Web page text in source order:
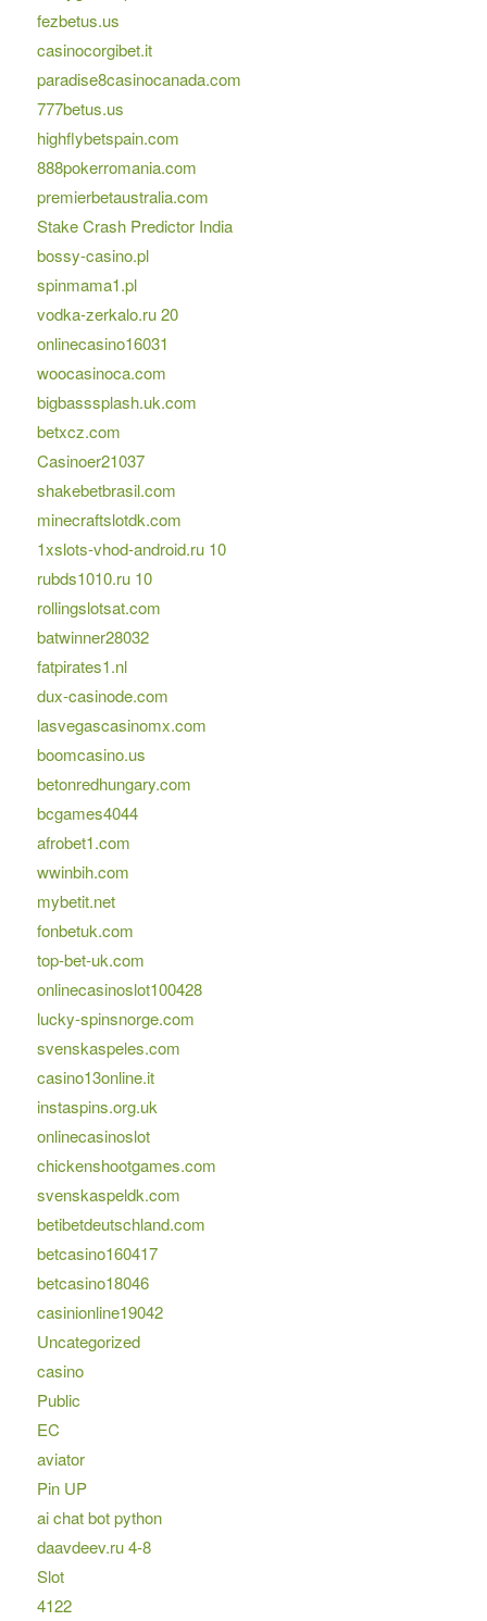
fezbetus.us
casinocorgibet.it
paradise8casinocanada.com
777betus.us
highflybetspain.com
888pokerromania.com
premierbetaustralia.com
Stake Crash Predictor India
bossy-casino.pl
spinmama1.pl
vodka-zerkalo.ru 20
onlinecasino16031
woocasinoca.com
bigbasssplash.uk.com
betxcz.com
Casinoer21037
shakebetbrasil.com
minecraftslotdk.com
1xslots-vhod-android.ru 10
rubds1010.ru 10
rollingslotsat.com
batwinner28032
fatpirates1.nl
dux-casinode.com
lasvegascasinomx.com
boomcasino.us
betonredhungary.com
bcgames4044
afrobet1.com
wwinbih.com
mybetit.net
fonbetuk.com
top-bet-uk.com
onlinecasinoslot100428
lucky-spinsnorge.com
svenskaspeles.com
casino13online.it
instaspins.org.uk
onlinecasinoslot
chickenshootgames.com
svenskaspeldk.com
betibetdeutschland.com
betcasino160417
betcasino18046
casinionline19042
Uncategorized
casino
Public
EC
aviator
Pin UP
ai chat bot python
daavdeev.ru 4-8
Slot
4122